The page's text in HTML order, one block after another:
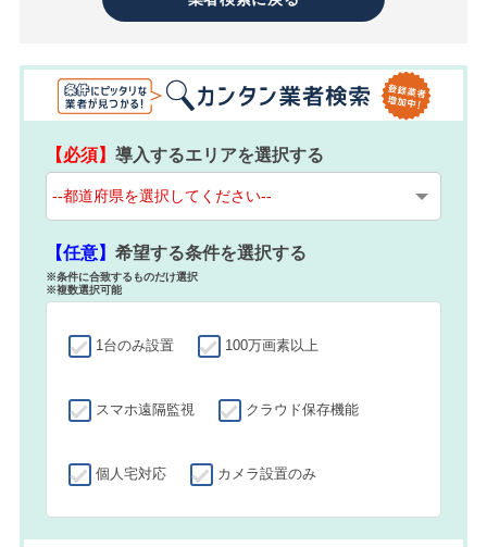
【必須】導入するエリアを選択する
【任意】希望する条件を選択する
※条件に合致するものだけ選択
※複数選択可能
1台のみ設置 100万画素以上
スマホ遠隔監視 クラウド保存機能
個人宅対応 カメラ設置のみ